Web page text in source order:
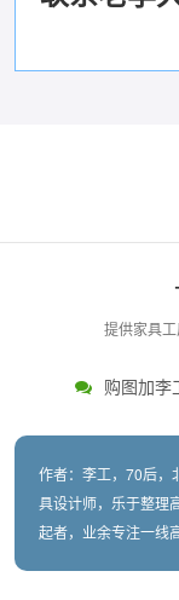
提供家具
购图加李
作者：李工，70后，
具设计师，乐于整理
起者，业余专注一线